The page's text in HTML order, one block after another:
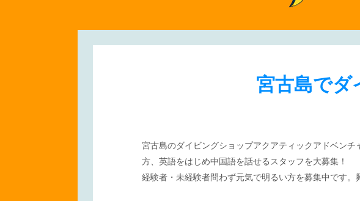
宮古島で
宮古島のダイビングショップアクアティックアドベン
方、英語をはじめ中国語を話せるスタッフを大募集！
経験者・未経験者問わず元気で明るい方を募集中です。